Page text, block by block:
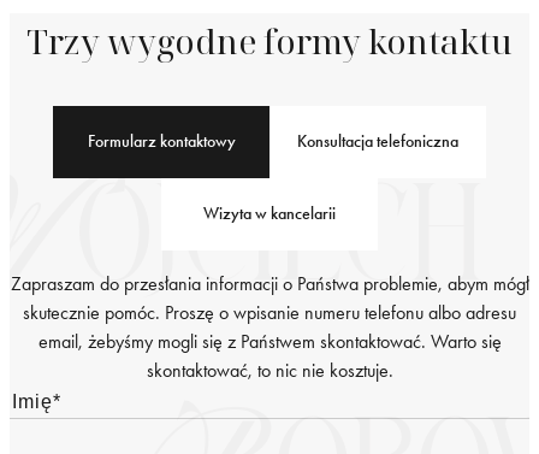
Trzy wygodne formy kontaktu
Formularz kontaktowy Konsultacja telefoniczna
Wizyta w kancelarii
Zapraszam do przesłania informacji o Państwa problemie, abym mógł
skutecznie pomóc. Proszę o wpisanie numeru telefonu albo adresu
email, żebyśmy mogli się z Państwem skontaktować. Warto się
skontaktować, to nic nie kosztuje.